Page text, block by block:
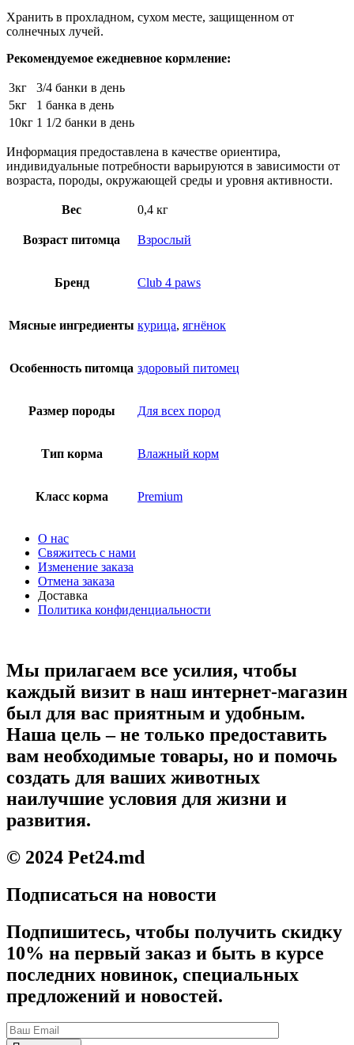
Хранить в прохладном, сухом месте, защищенном от
солнечных лучей.
Рекомендуемое ежедневное кормление:
3кг
3/4 банки в день
5кг
1 банка в день
10кг 1 1/2 банки в день
Информация предоставлена в качестве ориентира,
индивидуальные потребности варьируются в зависимости от
возраста, породы, окружающей среды и уровня активности.
Вес 0,4 кг
Возраст питомца Взрослый
Бренд Club 4 paws
Мясные ингредиенты курица, ягнёнок
Особенность питомца здоровый питомец
Размер породы Для всех пород
Тип корма Влажный корм
Класс корма Premium
О нас
Свяжитесь с нами
Изменение заказа
Отмена заказа
Доставка
Политика конфиденциальности
Мы прилагаем все усилия, чтобы
каждый визит в наш интернет-магазин
был для вас приятным и удобным.
Наша цель – не только предоставить
вам необходимые товары, но и помочь
создать для ваших животных
наилучшие условия для жизни и
развития.
© 2024 Pet24.md
Подписаться на новости
Подпишитесь, чтобы получить скидку
10% на первый заказ и быть в курсе
последних новинок, специальных
предложений и новостей.